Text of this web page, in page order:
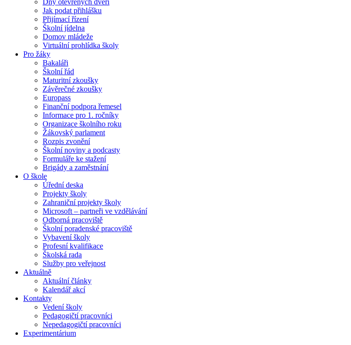
Dny otevřených dveří
Jak podat přihlášku
Přijímací řízení
Školní jídelna
Domov mládeže
Virtuální prohlídka školy
Pro žáky
Bakaláři
Školní řád
Maturitní zkoušky
Závěrečné zkoušky
Europass
Finanční podpora řemesel
Informace pro 1. ročníky
Organizace školního roku
Žákovský parlament
Rozpis zvonění
Školní noviny a podcasty
Formuláře ke stažení
Brigády a zaměstnání
O škole
Úřední deska
Projekty školy
Zahraniční projekty školy
Microsoft – partneři ve vzdělávání
Odborná pracoviště
Školní poradenské pracoviště
Vybavení školy
Profesní kvalifikace
Školská rada
Služby pro veřejnost
Aktuálně
Aktuální články
Kalendář akcí
Kontakty
Vedení školy
Pedagogičtí pracovníci
Nepedagogičtí pracovníci
Experimentárium